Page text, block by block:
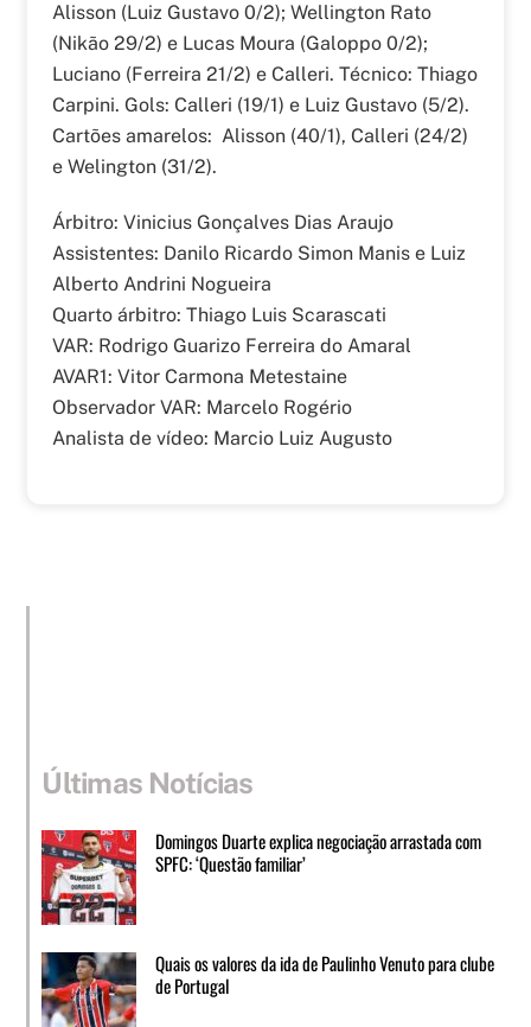
Alisson (Luiz Gustavo 0/2); Wellington Rato
(Nikão 29/2) e Lucas Moura (Galoppo 0/2);
Luciano (Ferreira 21/2) e Calleri. Técnico: Thiago
Carpini. Gols: Calleri (19/1) e Luiz Gustavo (5/2).
Cartões amarelos: Alisson (40/1), Calleri (24/2)
e Welington (31/2).
Árbitro: Vinicius Gonçalves Dias Araujo
Assistentes: Danilo Ricardo Simon Manis e Luiz
Alberto Andrini Nogueira
Quarto árbitro: Thiago Luis Scarascati
VAR: Rodrigo Guarizo Ferreira do Amaral
AVAR1: Vitor Carmona Metestaine
Observador VAR: Marcelo Rogério
Analista de vídeo: Marcio Luiz Augusto
Últimas Notícias
Domingos Duarte explica negociação arrastada com
SPFC: ‘Questão familiar’
Quais os valores da ida de Paulinho Venuto para clube
de Portugal